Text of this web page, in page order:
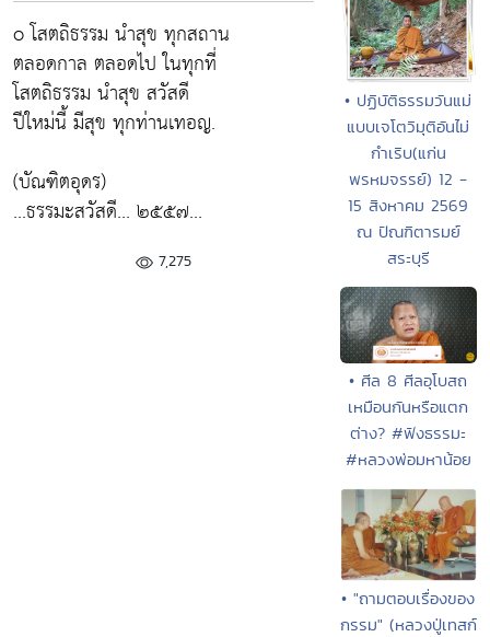
o โสตถิธรรม นำสุข ทุกสถาน
ตลอดกาล ตลอดไป ในทุกที่
โสตถิธรรม นำสุข สวัสดี
ปีใหม่นี้ มีสุข ทุกท่านเทอญ.
(บัณฑิตอุดร)
...ธรรมะสวัสดี... ๒๕๕๗...
7,275
• ปฏิบัติธรรมวันแม่
แบบเจโตวิมุติอันไม่
กำเริบ(แก่น
พรหมจรรย์) 12 -
15 สิงหาคม 2569
ณ ปัณฑิตารมย์
สระบุรี
• ศีล 8 ศีลอุโบสถ
เหมือนกันหรือแตก
ต่าง? #ฟังธรรมะ
#หลวงพ่อมหาน้อย
• "ถามตอบเรื่องของ
กรรม" (หลวงปู่เทสก์